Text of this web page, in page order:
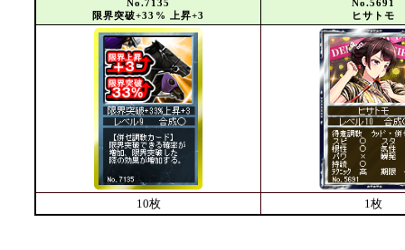
No.7135
限界突破+33% 上昇+3
No.5691
ヒサトモ
10枚 1枚